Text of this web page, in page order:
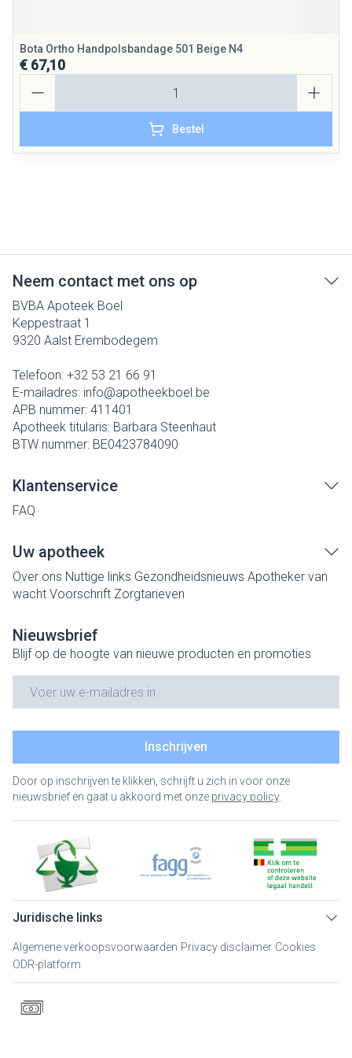
Bota Ortho Handpolsbandage 501 Beige N4
€ 67,10
Bestel
Neem contact met ons op
BVBA Apoteek Boel
Keppestraat 1
9320 Aalst Erembodegem
Telefoon: +32 53 21 66 91
E-mailadres: info@apotheekboel.be
APB nummer: 411401
Apotheek titularis: Barbara Steenhaut
BTW nummer: BE0423784090
Klantenservice
FAQ
Uw apotheek
Over ons Nuttige links Gezondheidsnieuws Apotheker van
wacht Voorschrift Zorgtarieven
Nieuwsbrief
Blijf op de hoogte van nieuwe producten en promoties
Inschrijven
Door op inschrijven te klikken, schrijft u zich in voor onze
nieuwsbrief en gaat u akkoord met onze privacy policy.
Juridische links
Algemene verkoopsvoorwaarden Privacy disclaimer Cookies
ODR-platform